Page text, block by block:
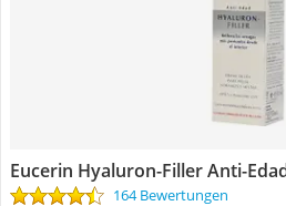
Eucerin Hyaluron-Filler Anti-
164 Bewertungen